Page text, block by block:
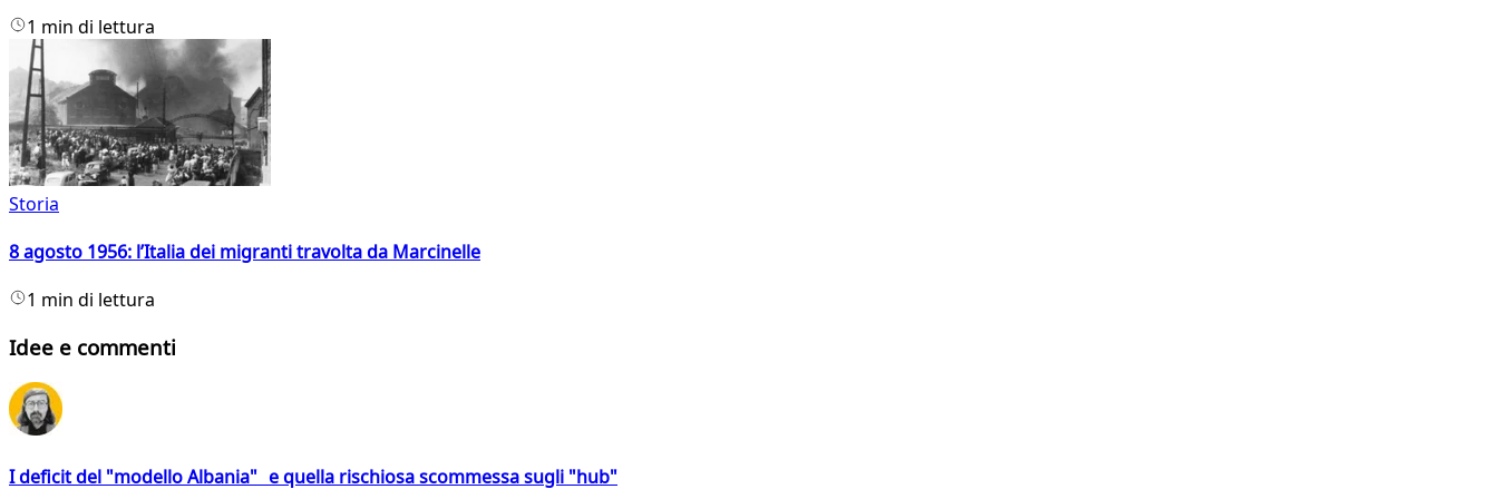
1 min di lettura
Storia
8 agosto 1956: l’Italia dei migranti travolta da Marcinelle
1 min di lettura
Idee e commenti
I deficit del "modello Albania" e quella rischiosa scommessa sugli "hub"